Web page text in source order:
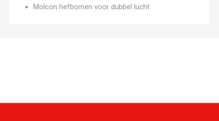
Molcon hefbomen voor dubbel lucht